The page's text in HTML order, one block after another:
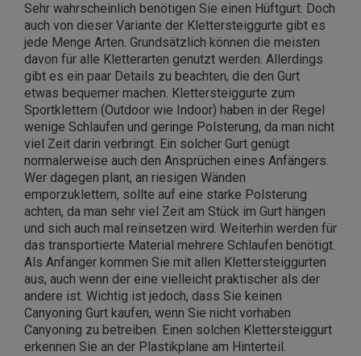
Sehr wahrscheinlich benötigen Sie einen Hüftgurt. Doch
auch von dieser Variante der Klettersteiggurte gibt es
jede Menge Arten. Grundsätzlich können die meisten
davon für alle Kletterarten genutzt werden. Allerdings
gibt es ein paar Details zu beachten, die den Gurt
etwas bequemer machen. Klettersteiggurte zum
Sportklettern (Outdoor wie Indoor) haben in der Regel
wenige Schlaufen und geringe Polsterung, da man nicht
viel Zeit darin verbringt. Ein solcher Gurt genügt
normalerweise auch den Ansprüchen eines Anfängers.
Wer dagegen plant, an riesigen Wänden
emporzuklettern, sollte auf eine starke Polsterung
achten, da man sehr viel Zeit am Stück im Gurt hängen
und sich auch mal reinsetzen wird. Weiterhin werden für
das transportierte Material mehrere Schlaufen benötigt.
Als Anfänger kommen Sie mit allen Klettersteiggurten
aus, auch wenn der eine vielleicht praktischer als der
andere ist. Wichtig ist jedoch, dass Sie keinen
Canyoning Gurt kaufen, wenn Sie nicht vorhaben
Canyoning zu betreiben. Einen solchen Klettersteiggurt
erkennen Sie an der Plastikplane am Hinterteil.